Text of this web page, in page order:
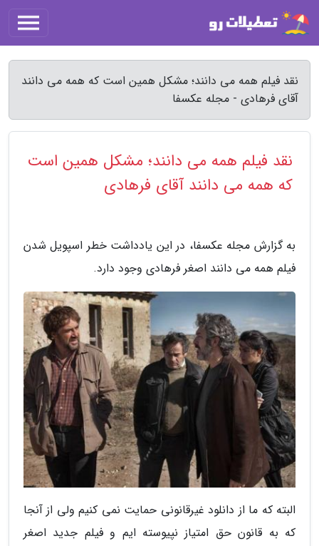
نقد فیلم همه می دانند؛ مشکل همین است که همه می دانند
آقای فرهادی - مجله عکسفا
نقد فیلم همه می دانند؛ مشکل همین است
که همه می دانند آقای فرهادی
به گزارش مجله عکسفا، در این یادداشت خطر اسپویل شدن
فیلم همه می دانند اصغر فرهادی وجود دارد.
البته که ما از دانلود غیرقانونی حمایت نمی کنیم ولی از آنجا
که به قانون حق امتیاز نپیوسته ایم و فیلم جدید اصغر